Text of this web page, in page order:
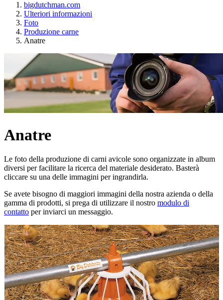
bigdutchman.com
Ulteriori informazioni
Foto
Produzione carne
Anatre
Anatre
Le foto della produzione di carni avicole sono organizzate in album
diversi per facilitare la ricerca del materiale desiderato. Basterà
cliccare su una delle immagini per ingrandirla.
Se avete bisogno di maggiori immagini della nostra azienda o della
gamma di prodotti, si prega di utilizzare il nostro modulo di
contatto per inviarci un messaggio.